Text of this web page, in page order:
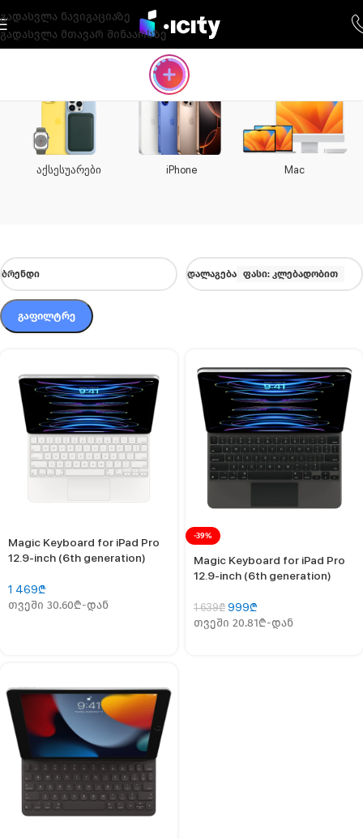
გადასვლა ნავიგაციაზე
გადასვლა მთავარ შინაარსზე
iPhone
ᲑᲠᲔᲜᲓᲘ ᲓᲐᲚᲐᲒᲔᲑᲐ ფასი: კლებადობით
ᲒᲐᲤᲘᲚᲢᲠᲔ
Magic Keyboard for iPad Pro
12.9‑inch (6th generation)
1 469₾
თვეში 30.60₾-დან
-39%
Magic Keyboard for iPad Pro
12.9‑inch (6th generation)
1 639₾ 999₾
თვეში 20.81₾-დან